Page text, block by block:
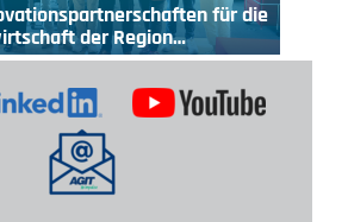
für die
der Region…